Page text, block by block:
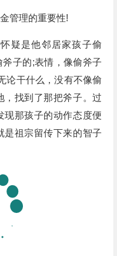
管理的重要性!
疑是他邻居家孩子偷
子的;表情，像偷斧子
论干什么，没有不像偷
，找到了那把斧子。过
现那孩子的动作态度便
是祖宗留传下来的智子